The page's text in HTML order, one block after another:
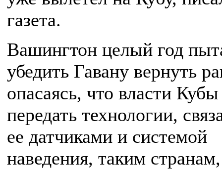
газета.
Вашингтон целый год
убедить Гавану вернуть
опасаясь, что власти
передать технологии,
ее датчиками и системой
наведения, таким